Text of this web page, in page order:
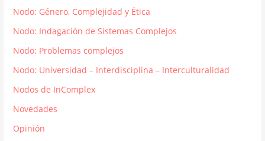
Nodo: Género, Complejidad y Ética
Nodo: Indagación de Sistemas Complejos
Nodo: Problemas complejos
Nodo: Universidad – Interdisciplina – Interculturalidad
Nodos de InComplex
Novedades
Opinión